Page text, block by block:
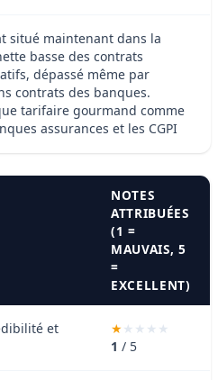
situé maintenant dans la
basse des contrats
dépassé même par
contrats des banques.
tarifaire gourmand comme
assurances et les CGPI
NOTES
ATTRIBUÉES
(1 =
MAUVAIS, 5
=
EXCELLENT)
et
1 / 5